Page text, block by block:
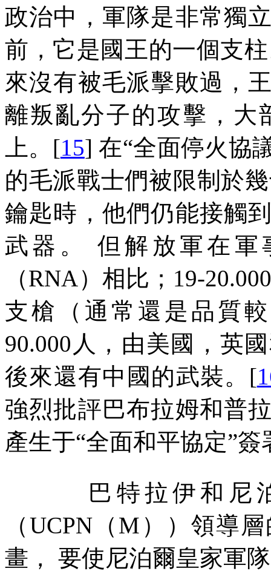
政治中，軍隊是非常獨
前，它是國王的一個支
來沒有被毛派擊敗過，
離叛亂分子的攻擊，大
上。 [15]在“全面停火協
的毛派戰士們被限制於
鑰匙時，他們仍能接觸
武器。
但解放軍在軍
（RNA）相比； 19-
支槍（通常還是品質
90.000 人，由美國，英
後來還有中國的武裝。 [
強烈批評巴布拉姆和普
產生于“全面和平協定”
巴特拉伊和尼
（UCPN （ M ））領導
畫，
要使尼泊爾皇家軍